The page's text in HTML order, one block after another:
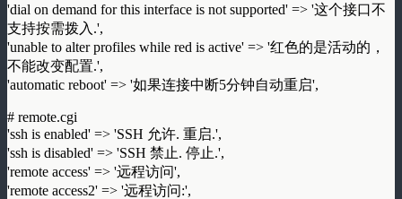
'dial on demand for this interface is not supported' => '这个接口不
支持按需拨入.',
'unable to alter profiles while red is active' => '红色的是活动的，
不能改变配置.',
'automatic reboot' => '如果连接中断5分钟自动重启',
# remote.cgi
'ssh is enabled' => 'SSH 允许. 重启.',
'ssh is disabled' => 'SSH 禁止. 停止.',
'remote access' => '远程访问',
'remote access2' => '远程访问:',